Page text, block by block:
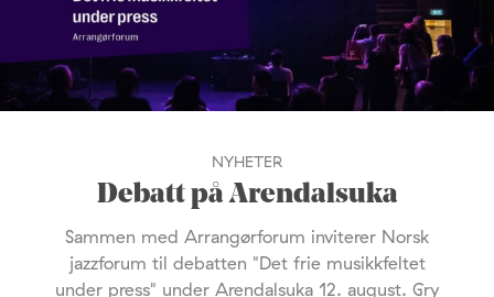
NYHETER
Debatt på Arendalsuka
Sammen med Arrangørforum inviterer Norsk
jazzforum til debatten "Det frie musikkfeltet
under press" under Arendalsuka 12. august. Gry